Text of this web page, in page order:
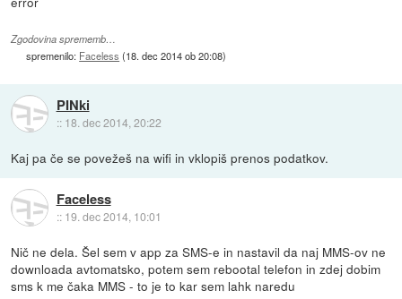
Zgodovina sprememb…
spremenilo: Faceless (18. dec 2014 ob 20:08)
PINki
:: 18. dec 2014, 20:22
Kaj pa če se povežeš na wifi in vklopiš prenos podatkov.
Faceless
:: 19. dec 2014, 10:01
Nič ne dela. Šel sem v app za SMS-e in nastavil da naj MMS-ov ne
downloada avtomatsko, potem sem rebootal telefon in zdej dobim
sms k me čaka MMS - to je to kar sem lahk naredu